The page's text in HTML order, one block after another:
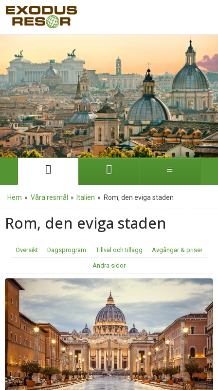
Hem » Våra resmål » Italien » Rom, den eviga staden
Rom, den eviga staden
Översikt Dagsprogram Tillval och tillägg Avgångar & priser
Andra sidor